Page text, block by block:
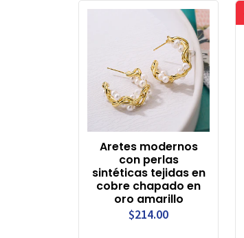
Aretes modernos
con perlas
sintéticas tejidas en
cobre chapado en
oro amarillo
$214.00